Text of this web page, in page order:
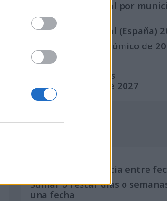
Calendario Laboral por
(España)
Calendario Laboral (España)
Calendario Astronómico de
Calendario Lunar
Calendario de Días
Internacionales de 2027
Calcula la diferencia entre
Sumar o restar días o
una fecha